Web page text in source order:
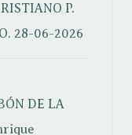
P.
28-06-2026
DE LA